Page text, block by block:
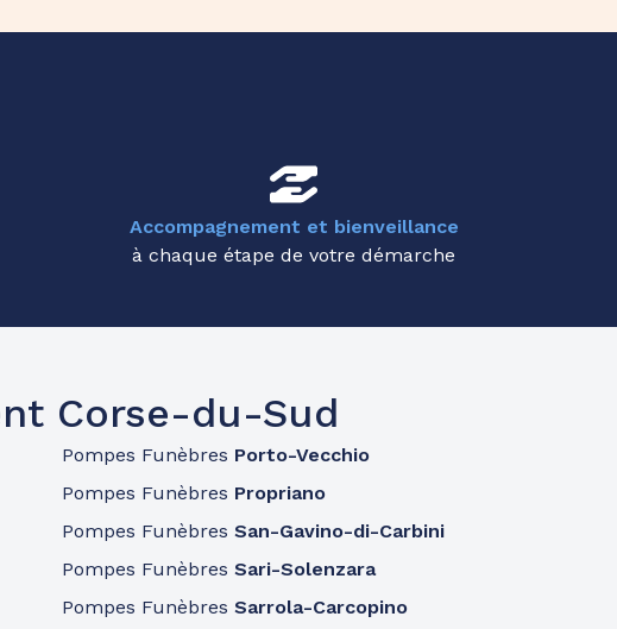
Accompagnement et bienveillance
à chaque étape de votre démarche
Corse-du-Sud
Pompes Funèbres Porto-Vecchio
Pompes Funèbres Propriano
Pompes FunèbresSan-Gavino-di-Carbini
Pompes FunèbresSari-Solenzara
Pompes FunèbresSarrola-Carcopino